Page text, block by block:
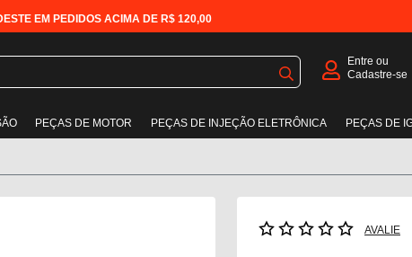
EM PEDIDOS ACIMA DE R$ 120,00
Entre ou
Cadastre-se
PEÇAS DE MOTOR PEÇAS DE INJEÇÃO ELETRÔNICA PEÇAS DE
AVALIE